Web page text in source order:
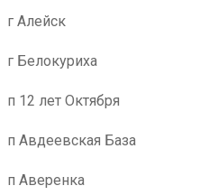
г Алейск
г Белокуриха
п 12 лет Октября
п Авдеевская База
п Аверенка